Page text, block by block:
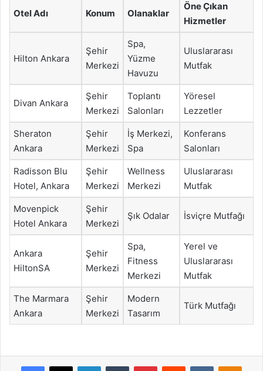
Otel Adı Konum Olanaklar
Öne Çıkan
Hizmetler
Hilton Ankara
Şehir
Merkezi
Spa,
Yüzme
Havuzu
Uluslararası
Mutfak
Divan Ankara
Şehir
Merkezi
Toplantı
Salonları
Yöresel
Lezzetler
Sheraton
Ankara
Şehir
Merkezi
İş Merkezi,
Spa
Konferans
Salonları
Radisson Blu
Hotel, Ankara
Şehir
Merkezi
Wellness
Merkezi
Uluslararası
Mutfak
Movenpick
Hotel Ankara
Şehir
Merkezi
Şık Odalar İsviçre Mutfağı
Ankara
HiltonSA
Şehir
Merkezi
Spa,
Fitness
Merkezi
Yerel ve
Uluslararası
Mutfak
The Marmara
Ankara
Şehir
Merkezi
Modern
Tasarım
Türk Mutfağı
Facebook
X LinkedInTumblr PinterestReddit VKontakte